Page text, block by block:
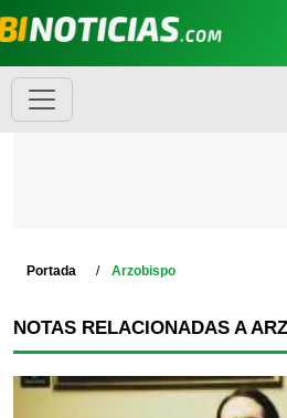
Portada Arzobispo
NOTAS RELACIONADAS A